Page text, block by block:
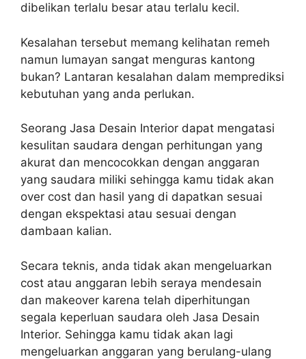
dibelikan terlalu besar atau terlalu kecil.
Kesalahan tersebut memang kelihatan remeh
namun lumayan sangat menguras kantong
bukan? Lantaran kesalahan dalam memprediksi
kebutuhan yang anda perlukan.
Seorang Jasa Desain Interior dapat mengatasi
kesulitan saudara dengan perhitungan yang
akurat dan mencocokkan dengan anggaran
yang saudara miliki sehingga kamu tidak akan
over cost dan hasil yang di dapatkan sesuai
dengan ekspektasi atau sesuai dengan
dambaan kalian.
Secara teknis, anda tidak akan mengeluarkan
cost atau anggaran lebih seraya mendesain
dan makeover karena telah diperhitungan
segala keperluan saudara oleh Jasa Desain
Interior. Sehingga kamu tidak akan lagi
mengeluarkan anggaran yang berulang-ulang